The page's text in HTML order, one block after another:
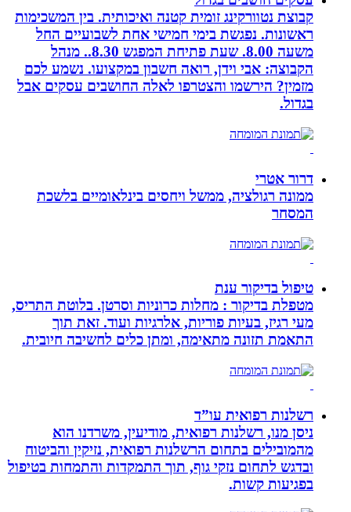
קבוצת נטוורקינג זומית קטנה ואיכותית. בין המשכימות
ראשונות. נפגשת בימי חמישי אחת לשבועיים החל
משעה 8.00. שעת פתיחת המפגש 8.30.. מנהל
הקבוצה: אבי וידן, רואה חשבון במקצועו. נשמע לכם
מזמין? הירשמו והצטרפו לאלה החושבים עסקים אבל
בגדול.
דרור אטרי
ממונה רגולציה, ממשל ויחסים בינלאומיים בלשכת
המסחר
טיפול בדיקור ענת
מטפלת בדיקור : מחלות כרוניות וסרטן. בלוטת התריס,
מעי רגיז, בעיות פוריות, אלרגיות ועוד. זאת תוך
התאמת תזונה מתאימה, ומתן כלים לחשיבה חיובית.
רשלנות רפואית עו”ד
ניסן מנו, רשלנות רפואית, מודיעין, משרדנו הוא
מהמובילים בתחום הרשלנות רפואית, נזיקין והביטוח
ובדגש לתחום נזקי גוף, תוך התמקדות והתמחות בטיפול
בפגיעות קשות.